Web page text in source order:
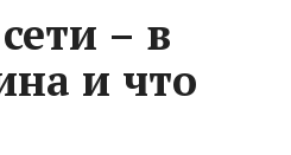
– в
и что